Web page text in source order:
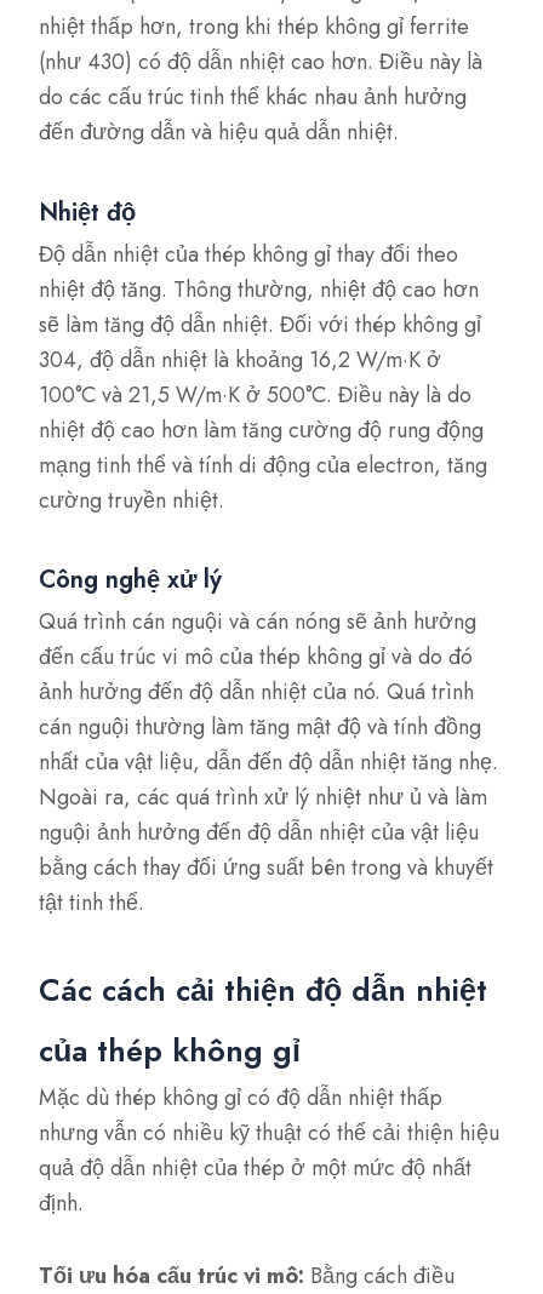
nhiệt thấp hơn, trong khi thép không gỉ ferrite
(như 430) có độ dẫn nhiệt cao hơn. Điều này là
do các cấu trúc tinh thể khác nhau ảnh hưởng
đến đường dẫn và hiệu quả dẫn nhiệt.
Nhiệt độ
Độ dẫn nhiệt của thép không gỉ thay đổi theo
nhiệt độ tăng. Thông thường, nhiệt độ cao hơn
sẽ làm tăng độ dẫn nhiệt. Đối với thép không gỉ
304, độ dẫn nhiệt là khoảng 16,2 W/m·K ở
100°C và 21,5 W/m·K ở 500°C. Điều này là do
nhiệt độ cao hơn làm tăng cường độ rung động
mạng tinh thể và tính di động của electron, tăng
cường truyền nhiệt.
Công nghệ xử lý
Quá trình cán nguội và cán nóng sẽ ảnh hưởng
đến cấu trúc vi mô của thép không gỉ và do đó
ảnh hưởng đến độ dẫn nhiệt của nó. Quá trình
cán nguội thường làm tăng mật độ và tính đồng
nhất của vật liệu, dẫn đến độ dẫn nhiệt tăng nhẹ.
Ngoài ra, các quá trình xử lý nhiệt như ủ và làm
nguội ảnh hưởng đến độ dẫn nhiệt của vật liệu
bằng cách thay đổi ứng suất bên trong và khuyết
tật tinh thể.
Các cách cải thiện độ dẫn nhiệt
của thép không gỉ
Mặc dù thép không gỉ có độ dẫn nhiệt thấp
nhưng vẫn có nhiều kỹ thuật có thể cải thiện hiệu
quả độ dẫn nhiệt của thép ở một mức độ nhất
định.
Tối ưu hóa cấu trúc vi mô: Bằng cách điều